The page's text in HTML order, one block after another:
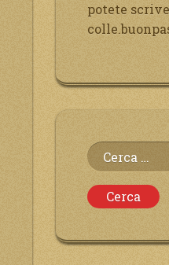
potete
Ricerca
per: